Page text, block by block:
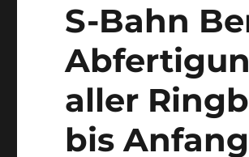
S-Bahn
aller
bis